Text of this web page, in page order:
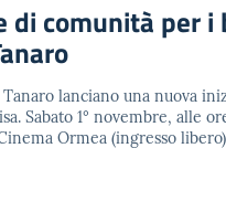
di comunità per i
Tanaro lanciano una nuova
Sabato 1° novembre, alle
Ormea (ingresso